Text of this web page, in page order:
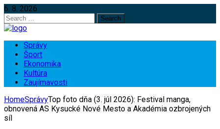
6. 8. 2026
Search
for:
Správy
Šport
Ekonomika
Kultúra
Zaujímavosti
HomeSprávyTop foto dňa (3. júl 2026): Festival manga,
obnovená AS Kysucké Nové Mesto a Akadémia ozbrojených
síl